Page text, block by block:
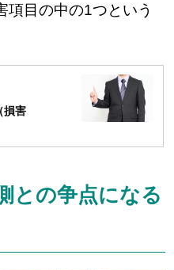
項目の中の1つという
損害
との争点になる